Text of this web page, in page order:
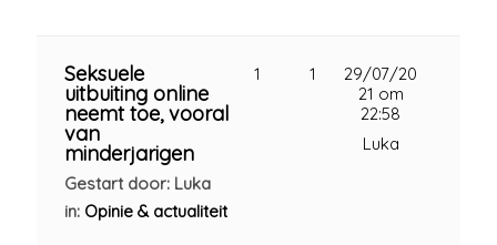
Seksuele
uitbuiting online
neemt toe, vooral
van
minderjarigen
Gestart door: Luka
in: Opinie & actualiteit
1 1
29/07/20
21 om
22:58
Luka